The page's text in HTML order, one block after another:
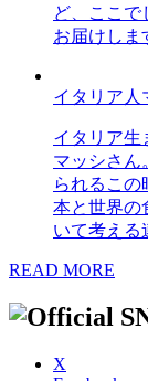
ど、ここで
お届けしま
イタリア人
イタリア生
マッシさん
られるこの
本と世界の
いて考える
READ MORE
X